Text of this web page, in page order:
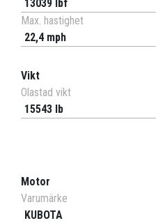
13039 lbf
Max. hastighet
22,4 mph
Vikt
Olastad vikt
15543 lb
Motor
Varumärke
KUBOTA